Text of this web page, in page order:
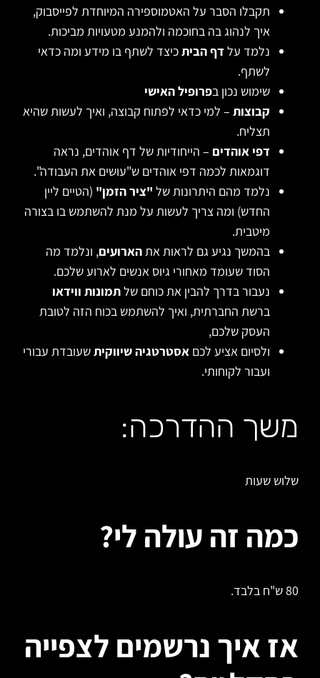
תקבלו הסבר על האטמוספירה המיוחדת לפייסבוק,
איך לנהוג בה בחוכמה ולהמנע מטעויות מביכות.
נלמד עלדף הביתכיצד לשתף בו מידע ומה כדאי
לשתף.
שימוש נכון בפרופיל האישי
קבוצות– למי כדאי לפתוח קבוצה, ואיך לעשות שהיא
תצליח.
דפי אוהדים– הייחודיות של דף אוהדים, נראה
דוגמאות לכמה דפי אוהדים ש"עושים את העבודה".
נלמד מהם היתרונות של"ציר הזמן"(הטיים ליין
החדש) ומה צריך לעשות על מנת להשתמש בו בצורה
מיטבית.
בהמשך נגיע גם לראות אתהארועים, ונלמד מה
הסוד שעומד מאחורי גיוס אנשים לארוע שלכם.
נעבור בדרך להבין את כוחם שלתמונות ווידאו
ברשת החברתית, ואיך להשתמש בכוח הזה לטובת
העסק שלכם,
ולסיום אציע לכם אסטרטגיה שיווקיתשעובדת עבורי
ועבור לקוחותי.
משך ההדרכה:
שלוש שעות
כמה זה עולה לי?
80 ש"ח בלבד.
אז איך נרשמים לצפייה